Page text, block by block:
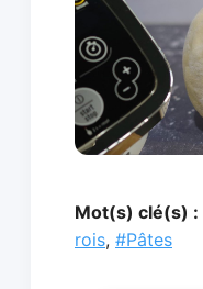
Mot(s) clé(s) :
rois, #Pâtes